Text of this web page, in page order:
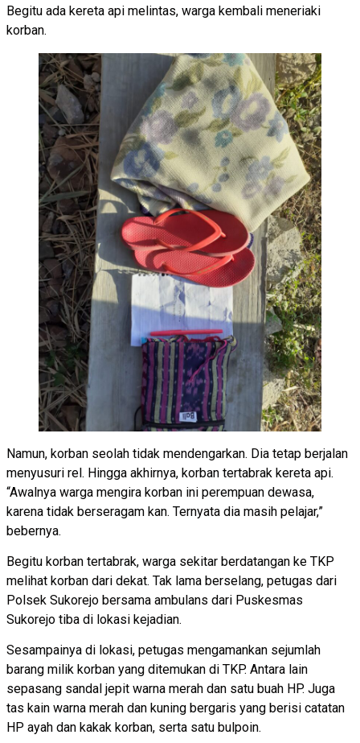
Begitu ada kereta api melintas, warga kembali meneriaki
korban.
Namun, korban seolah tidak mendengarkan. Dia tetap berjalan
menyusuri rel. Hingga akhirnya, korban tertabrak kereta api.
“Awalnya warga mengira korban ini perempuan dewasa,
karena tidak berseragam kan. Ternyata dia masih pelajar,”
bebernya.
Begitu korban tertabrak, warga sekitar berdatangan ke TKP
melihat korban dari dekat. Tak lama berselang, petugas dari
Polsek Sukorejo bersama ambulans dari Puskesmas
Sukorejo tiba di lokasi kejadian.
Sesampainya di lokasi, petugas mengamankan sejumlah
barang milik korban yang ditemukan di TKP. Antara lain
sepasang sandal jepit warna merah dan satu buah HP. Juga
tas kain warna merah dan kuning bergaris yang berisi catatan
HP ayah dan kakak korban, serta satu bulpoin.